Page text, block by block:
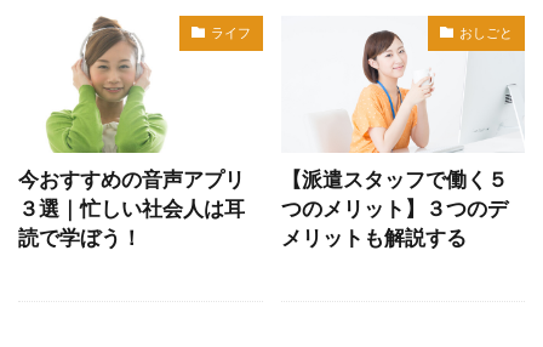
ライフ
今おすすめの音声アプリ
３選｜忙しい社会人は耳
読で学ぼう！
おしごと
【派遣スタッフで働く５
つのメリット】３つのデ
メリットも解説する